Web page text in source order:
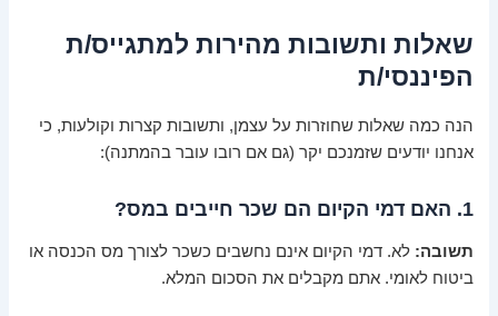
שאלות ותשובות מהירות למתגייס/ת
הפיננסי/ת
הנה כמה שאלות שחוזרות על עצמן, ותשובות קצרות וקולעות, כי
אנחנו יודעים שזמנכם יקר (גם אם רובו עובר בהמתנה):
1. האם דמי הקיום הם שכר חייבים במס?
תשובה: לא. דמי הקיום אינם נחשבים כשכר לצורך מס הכנסה או
ביטוח לאומי. אתם מקבלים את הסכום המלא.